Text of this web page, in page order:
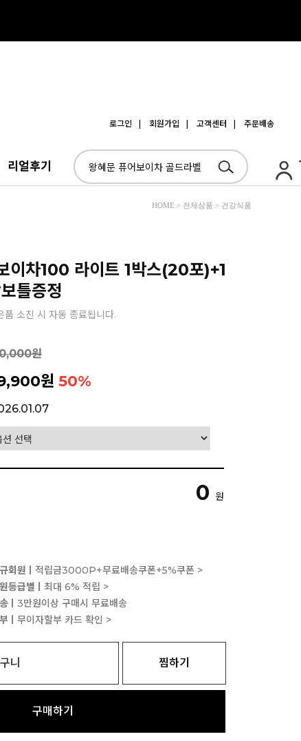
로그인 | 회원가입 | 고객센터 | 주문배송
리얼후기
HOME > 전체상품 > 건강식품
이차100 라이트 1박스(20포)+1
틀증정
소진 시 자동 종료됩니다.
원
원 50%
0 원
회원ㅣ 적립금3000P+무료배송쿠폰+5%쿠폰 >
등급별ㅣ 최대 6% 적립 >
ㅣ 3만원이상 구매시 무료배송
ㅣ 무이자할부 카드 확인 >
니 찜하기
구매하기